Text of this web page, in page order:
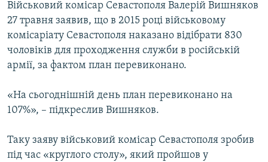
Усі сайти RFE/RL
Військовий комісар Севастополя Валерій Вишняков
27 травня заявив, що в 2015 році військовому
комісаріату Севастополя наказано відібрати 830
чоловіків для проходження служби в російській
армії, за фактом план перевиконано.
«На сьогоднішній день план перевиконано на
107%», – підкреслив Вишняков.
Таку заяву військовий комісар Севастополя зробив
під час «круглого столу», який пройшов у